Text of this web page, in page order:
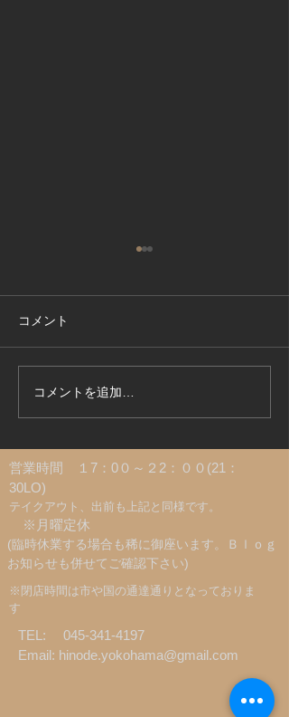
コメント
コメントを追加…
​営業時間 １7：0０～２2：００(21：
30LO)
​テイクアウト、出前も上記と同様です。
※月曜定休
(臨時休業する場合も稀に御座います。Ｂｌｏｇ
お知らせも併せてご確認下さい)
​※閉店時間は市や国の通達通りとなっておりま
す
TEL:
045-341-4197
Email: hinode.yokohama@gmail.com